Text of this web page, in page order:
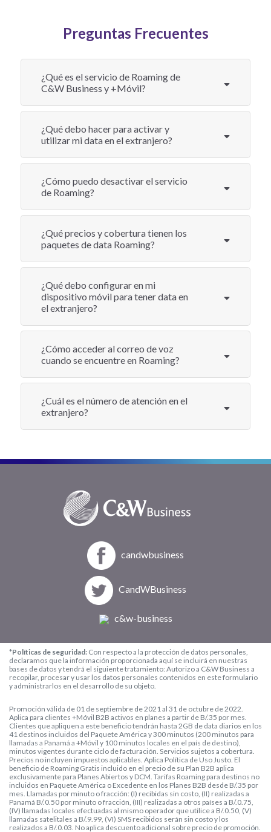
Preguntas Frecuentes
¿Qué es el servicio de Roaming de
C&W Business y +Móvil?
¿Qué debo hacer para activar y
utilizar mi data en el extranjero?
¿Cómo puedo desactivar el servicio
de Roaming?
¿Qué precios y cobertura tienen los
paquetes de data Roaming?
¿Qué debo configurar en mi
dispositivo móvil para tener data en
el extranjero?
¿Cómo acceder al correo de voz
cuando se encuentre en Roaming?
¿Cuál es el número de atención en el
extranjero?
candwbusiness
CandWBusiness
c&w-business
*Políticas de seguridad: Con respecto a la protección de datos personales,
declaramos que la información proporcionada aquí se incluirá en nuestras
bases de datos y tendrá el siguiente tratamiento: Autorizo a C&W Business a
recopilar, procesar y usar los datos personales contenidos en este formulario
y administrarlos en el desarrollo de su objeto.
Promoción válida de 01 de septiembre de 2021 al 31 de octubre de 2022.
Aplica para clientes +Móvil B2B activos en planes a partir de B/.35 por mes.
Clientes que apliquen a este beneficio tendrán hasta 2GB de data diarios en los
41 destinos incluidos del Paquete América y 300 minutos (200 minutos para
llamadas a Panamá a +Móvil y 100 minutos locales en el país de destino),
minutos vigentes durante ciclo de facturación. Servicios sujetos a cobertura.
Precios no incluyen impuestos aplicables. Aplica Política de Uso Justo. El
beneficio de Roaming Gratis incluido en el precio de su Plan B2B aplica
exclusivamente para Planes Abiertos y DCM. Tarifas Roaming para destinos no
incluidos en Paquete América o Excedente en los Planes B2B desde B/.35 por
mes. Llamadas por minuto o fracción: (I) recibidas sin costo, (II) realizadas a
Panamá B/.0.50 por minuto o fracción, (III) realizadas a otros países a B/.0.75,
(IV) llamadas locales efectuadas al mismo operador que utilice a B/.0.50, (V)
llamadas satelitales a B/.9.99, (VI) SMS recibidos serán sin costo y los
realizados a B/.0.03. No aplica descuento adicional sobre precio de promoción.